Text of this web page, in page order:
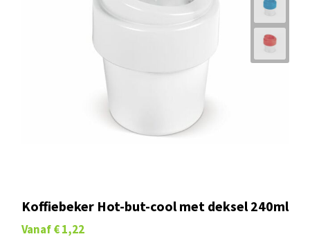
Koffiebeker Hot-but-cool met deksel 240ml
Vanaf € 1,22